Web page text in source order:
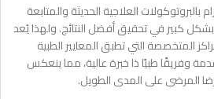
بالبروتوكولات العلاجية الحديثة والمتابعة
كبير في تحقيق أفضل النتائج. ولهذا يُعد
المتخصصة التي تطبق المعايير الطبية
وفريقًا طبيًا ذا خبرة عالية، مما ينعكس
المرضى على المدى الطويل.